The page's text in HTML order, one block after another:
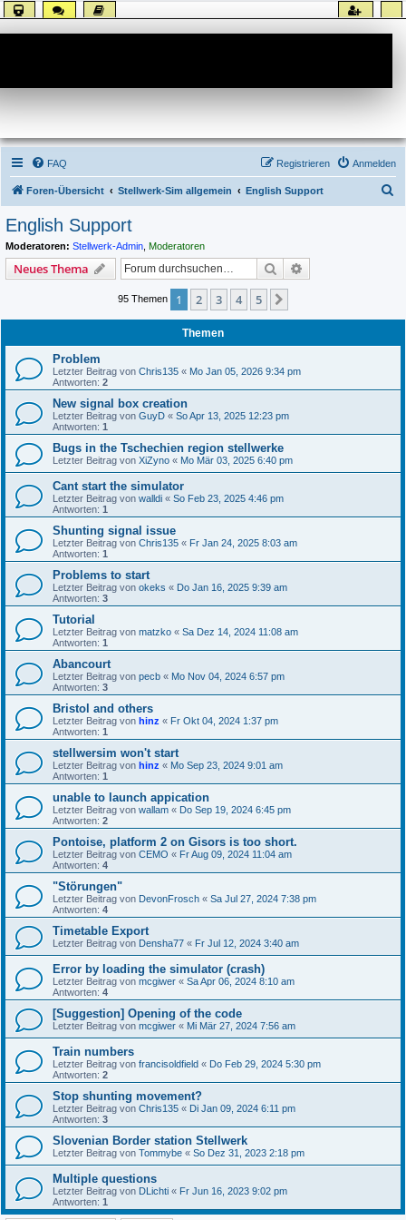
FAQ Anmelden
Registrieren
Foren-Übersicht Stellwerk-Sim allgemein English Support
English Support
Moderatoren: Stellwerk-Admin Moderatoren
Neues Thema Suche
95 Themen 1 2 3 4 5
Themen
Problem
Letzter Beitrag von Chris135 « Mo Jan 05, 2026 9:34 pm
Antworten: 2
New signal box creation
Letzter Beitrag von GuyD « So Apr 13, 2025 12:23 pm
Antworten: 1
Bugs in the Tschechien region stellwerke
Letzter Beitrag von XiZyno « Mo Mär 03, 2025 6:40 pm
Cant start the simulator
Letzter Beitrag von walldi « So Feb 23, 2025 4:46 pm
Antworten: 1
Shunting signal issue
Letzter Beitrag von Chris135 « Fr Jan 24, 2025 8:03 am
Antworten: 1
Problems to start
Letzter Beitrag von okeks « Do Jan 16, 2025 9:39 am
Antworten: 3
Tutorial
Letzter Beitrag von matzko « Sa Dez 14, 2024 11:08 am
Antworten: 1
Abancourt
Letzter Beitrag von pecb « Mo Nov 04, 2024 6:57 pm
Antworten: 3
Bristol and others
Letzter Beitrag von hinz « Fr Okt 04, 2024 1:37 pm
Antworten: 1
stellwersim won't start
Letzter Beitrag von hinz « Mo Sep 23, 2024 9:01 am
Antworten: 1
unable to launch appication
Letzter Beitrag von wallam « Do Sep 19, 2024 6:45 pm
Antworten: 2
Pontoise, platform 2 on Gisors is too short.
Letzter Beitrag von CEMO « Fr Aug 09, 2024 11:04 am
Antworten: 4
"Störungen"
Letzter Beitrag von DevonFrosch « Sa Jul 27, 2024 7:38 pm
Antworten: 4
Timetable Export
Letzter Beitrag von Densha77 « Fr Jul 12, 2024 3:40 am
Error by loading the simulator (crash)
Letzter Beitrag von mcgiwer « Sa Apr 06, 2024 8:10 am
Antworten: 4
[Suggestion] Opening of the code
Letzter Beitrag von mcgiwer « Mi Mär 27, 2024 7:56 am
Train numbers
Letzter Beitrag von francisoldfield « Do Feb 29, 2024 5:30 pm
Antworten: 2
Stop shunting movement?
Letzter Beitrag von Chris135 « Di Jan 09, 2024 6:11 pm
Antworten: 3
Slovenian Border station Stellwerk
Letzter Beitrag von Tommybe « So Dez 31, 2023 2:18 pm
Multiple questions
Letzter Beitrag von DLichti « Fr Jun 16, 2023 9:02 pm
Antworten: 1